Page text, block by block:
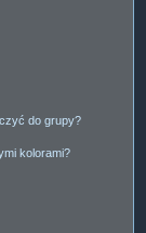
do grupy?
kolorami?